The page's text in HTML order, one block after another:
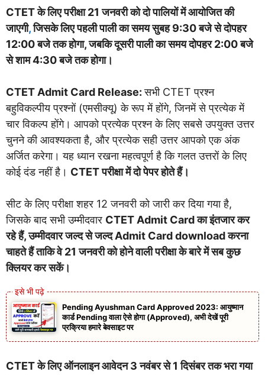
CTET के लिए परीक्षा 21 जनवरी को दो पालियों में आयोजित की
जाएगी,जिसके लिए पहली पाली का समय सुबह 9:30 बजे से दोपहर
12:00 बजे तक होगा, जबकि दूसरी पाली का समय दोपहर 2:00 बजे
से शाम 4:30 बजे तक होगा।
CTET Admit Card Release:सभी CTET प्रश्न
बहुविकल्पीय प्रश्नों (एमसीक्यू) के रूप में होंगे, जिनमें से प्रत्येक में
चार विकल्प होंगे। आपको प्रत्येक प्रश्न के लिए सबसे उपयुक्त उत्तर
चुनने की आवश्यकता है, और प्रत्येक सही उत्तर आपको एक अंक
अर्जित करेगा। यह ध्यान रखना महत्वपूर्ण है कि गलत उत्तरों के लिए
कोई दंड नहीं है। CTET परीक्षा में दो पेपर होते हैं।
सीट के लिए परीक्षा शहर 12 जनवरी को जारी कर दिया गया है,
जिसके बाद सभी उम्मीदवार CTET Admit Card का इंतजार कर
रहे हैं, उम्मीदवार जल्द से जल्द Admit Card download करना
चाहते हैं ताकि वे 21 जनवरी को होने वाली परीक्षा के बारे में सब कुछ
क्लियर कर सकें।
Pending Ayushman Card Approved 2023: आयुष्मान
कार्ड Pending वाला ऐसे होगा (Approved), अभी देखें पूरी
प्रक्रिया हमारे बेवसाइट पर
CTET के लिए ऑनलाइन आवेदन 3 नवंबर से 1 दिसंबर तक भरा गया